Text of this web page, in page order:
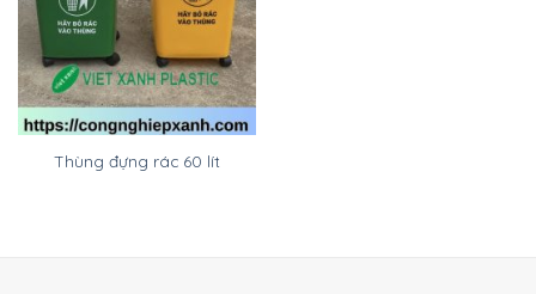
Thùng đựng rác 60 lít